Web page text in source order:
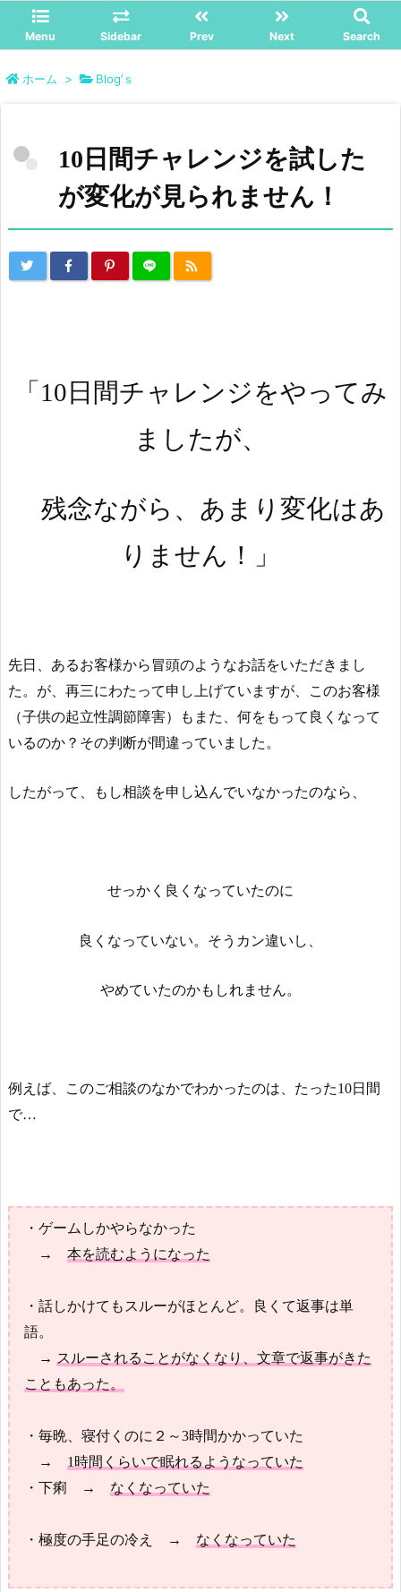
Menu Sidebar Prev Next Search
ホーム > Blog’ｓ
10日間チャレンジを試した
が変化が見られません！
「10日間チャレンジをやってみ
ましたが、
残念ながら、あまり変化はあ
りません！」
先日、あるお客様から冒頭のようなお話をいただきまし
た。が、再三にわたって申し上げていますが、このお客様
（子供の起立性調節障害）もまた、何をもって良くなって
いるのか？その判断が間違っていました。
したがって、もし相談を申し込んでいなかったのなら、
せっかく良くなっていたのに
良くなっていない。そうカン違いし、
やめていたのかもしれません。
例えば、このご相談のなかでわかったのは、たった10日間
で…
・ゲームしかやらなかった
→本を読むようになった
・話しかけてもスルーがほとんど。良くて返事は単
語。
→ スルーされることがなくなり、文章で返事がきた
こともあった。
・毎晩、寝付くのに２～3時間かかっていた
→ 1時間くらいで眠れるようなっていた
・下痢 → なくなっていた
・極度の手足の冷え → なくなっていた